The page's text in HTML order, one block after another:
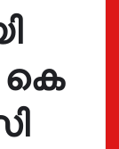
കെ